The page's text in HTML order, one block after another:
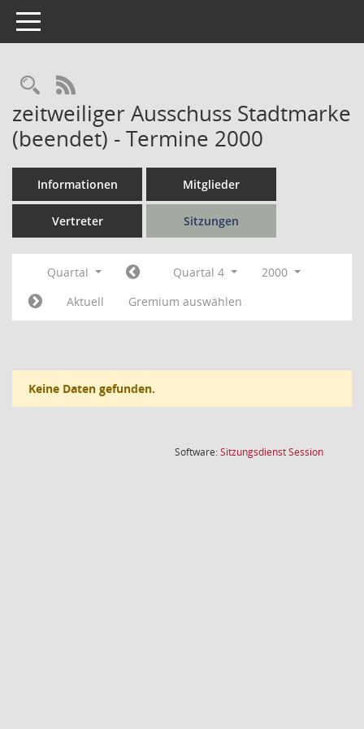
Toggle navigation
Rechercheauswahl
RSS-Feed
zeitweiliger Ausschuss Stadtmarke
(beendet) - Termine 2000
Informationen Mitglieder
Vertreter Sitzungen
Quartal Quartal 4
2000
Aktuell
Gremium auswählen
Keine Daten gefunden.
Software:SitzungsdienstSession(Wird in